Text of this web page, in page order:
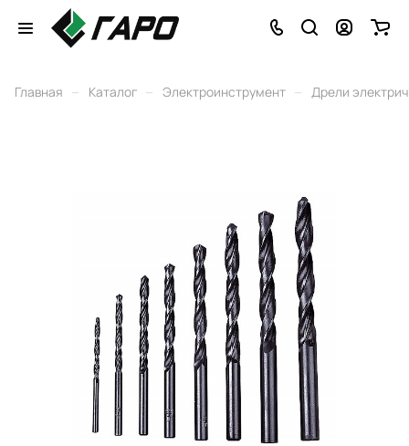
Главная – Каталог – Электроинструмент – Дрели